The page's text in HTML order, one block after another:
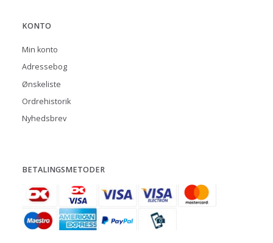
KONTO
Min konto
Adressebog
Ønskeliste
Ordrehistorik
Nyhedsbrev
BETALINGSMETODER